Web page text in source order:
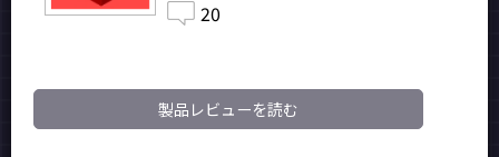
20
製品レビューを読む